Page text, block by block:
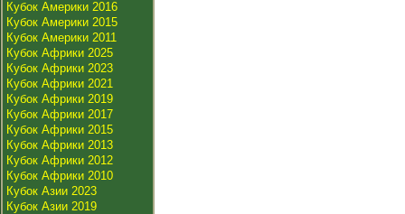
Кубок Америки 2016
Кубок Америки 2015
Кубок Америки 2011
Кубок Африки 2025
Кубок Африки 2023
Кубок Африки 2021
Кубок Африки 2019
Кубок Африки 2017
Кубок Африки 2015
Кубок Африки 2013
Кубок Африки 2012
Кубок Африки 2010
Кубок Азии 2023
Кубок Азии 2019